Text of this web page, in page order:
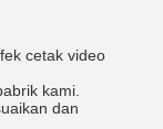
cetak video
kami.
dan